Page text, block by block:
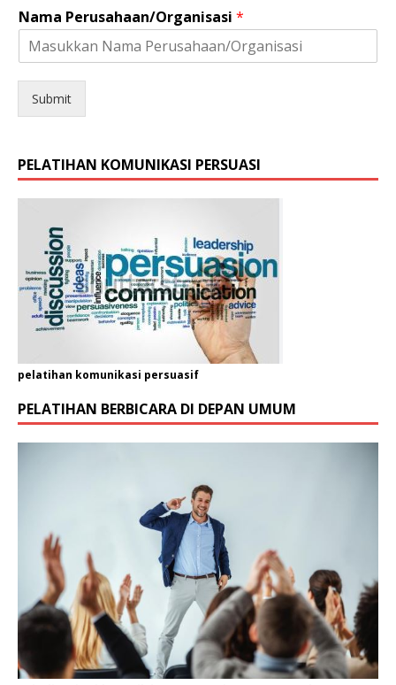
Nama Perusahaan/Organisasi *
Submit
PELATIHAN KOMUNIKASI PERSUASI
pelatihan komunikasi persuasif
PELATIHAN BERBICARA DI DEPAN UMUM